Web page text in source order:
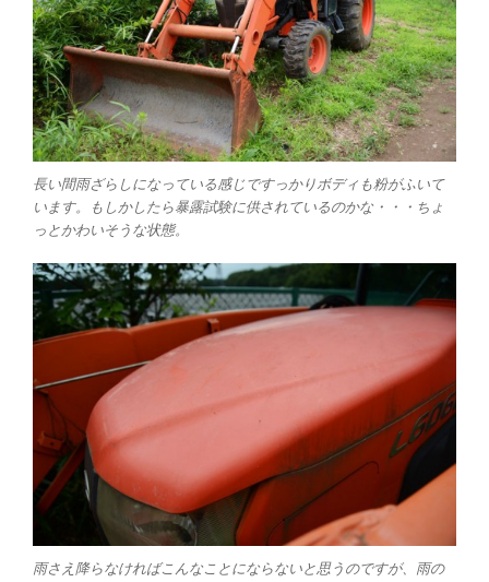
長い間雨ざらしになっている感じですっかりボディも粉がふいて
います。もしかしたら暴露試験に供されているのかな・・・ちょ
っとかわいそうな状態。
雨さえ降らなければこんなことにならないと思うのですが、雨の